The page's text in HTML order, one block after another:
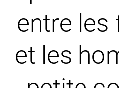
entre les
et les